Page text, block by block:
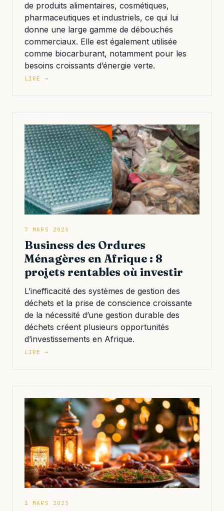
de produits alimentaires, cosmétiques,
pharmaceutiques et industriels, ce qui lui
donne une large gamme de débouchés
commerciaux. Elle est également utilisée
comme biocarburant, notamment pour les
besoins croissants d’énergie verte.
LIRE →
7 MARS 2025
Business des Ordures
Ménagères en Afrique : 8
projets rentables où investir
L’inefficacité des systèmes de gestion des
déchets et la prise de conscience croissante
de la nécessité d’une gestion durable des
déchets créent plusieurs opportunités
d’investissements en Afrique.
LIRE →
1 MARS 2025